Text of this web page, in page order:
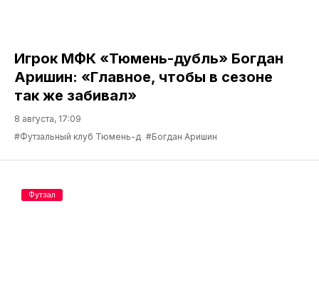
Игрок МФК «Тюмень-дубль» Богдан
Аришин: «Главное, чтобы в сезоне
так же забивал»
8 августа, 17:09
#Футзальный клуб Тюмень-д #Богдан Аришин
Футзал